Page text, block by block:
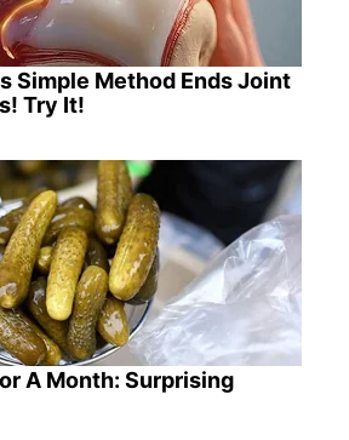
Simple Method Ends Joint
Try It!
A Month: Surprising